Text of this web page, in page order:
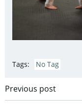
Tags: No Tag
Post
Previous post